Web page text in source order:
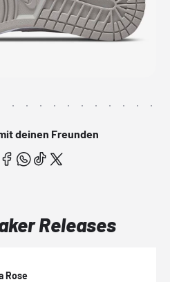
deinen Freunden
Releases
Rose